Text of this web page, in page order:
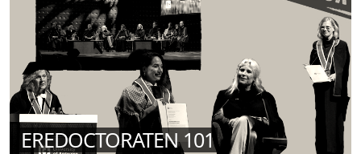
EREDOCTORATEN 101